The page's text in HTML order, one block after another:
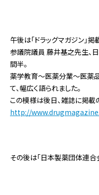
午後は「ドラッグマガジン」
参議院議員 藤井基之先生、
間半。
薬学教育～医薬分業～医薬
て、幅広く語られました。
この模様は後日、雑誌に掲載
http://
その後は「日本製薬団体連合